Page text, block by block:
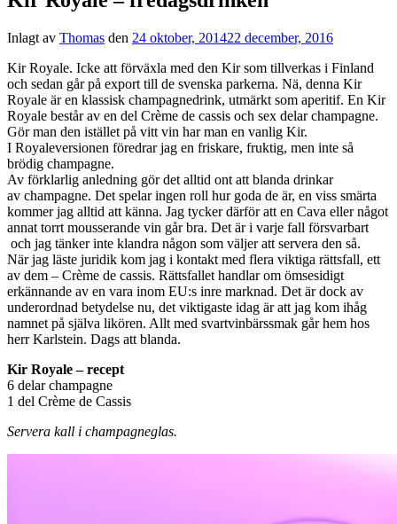
Inlagt av Thomas den 24 oktober, 201422 december, 2016
Kir Royale. Icke att förväxla med den Kir som tillverkas i Finland
och sedan går på export till de svenska parkerna. Nä, denna Kir
Royale är en klassisk champagnedrink, utmärkt som aperitif. En Kir
Royale består av en del Crème de cassis och sex delar champagne.
Gör man den istället på vitt vin har man en vanlig Kir.
I Royaleversionen föredrar jag en friskare, fruktig, men inte så
brödig champagne.
Av förklarlig anledning gör det alltid ont att blanda drinkar
av champagne. Det spelar ingen roll hur goda de är, en viss smärta
kommer jag alltid att känna. Jag tycker därför att en Cava eller något
annat torrt mousserande vin går bra. Det är i varje fall försvarbart
och jag tänker inte klandra någon som väljer att servera den så.
När jag läste juridik kom jag i kontakt med flera viktiga rättsfall, ett
av dem – Crème de cassis. Rättsfallet handlar om ömsesidigt
erkännande av en vara inom EU:s inre marknad. Det är dock av
underordnad betydelse nu, det viktigaste idag är att jag kom ihåg
namnet på själva likören. Allt med svartvinbärssmak går hem hos
herr Karlstein. Dags att blanda.
Kir Royale – recept
6 delar champagne
1 del Crème de Cassis
Servera kall i champagneglas.